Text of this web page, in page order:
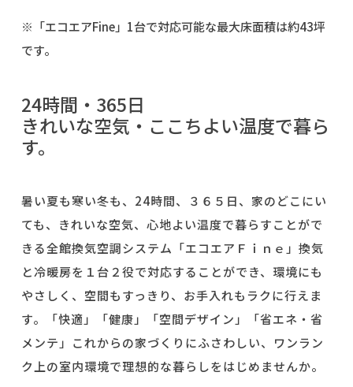
※「エコエアFine」 1台で対応可能な最大床面積は約43坪
です。
24時間・365日
きれいな空気・ここちよい温度で暮ら
す。
暑い夏も寒い冬も、 24時間、３６５日、家のどこにい
ても、きれいな空気、心地よい温度で暮らすことがで
きる全館換気空調システム「エコエアＦｉｎｅ」換気
と冷暖房を１台２役で対応することができ、環境にも
やさしく、空間もすっきり、お手入れもラクに行えま
す。「快適」「健康」「空間デザイン」「省エネ・省
メンテ」これからの家づくりにふさわしい、ワンラン
ク上の室内環境で理想的な暮らしをはじめませんか。